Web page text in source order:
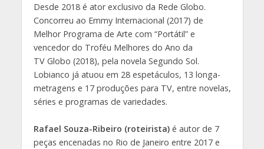
Desde 2018 é ator exclusivo da Rede Globo.
Concorreu ao Emmy Internacional (2017) de
Melhor Programa de Arte com “Portátil” e
vencedor do Troféu Melhores do Ano da
TV Globo (2018), pela novela Segundo Sol.
Lobianco já atuou em 28 espetáculos, 13 longa-
metragens e 17 produções para TV, entre novelas,
séries e programas de variedades.
Rafael Souza-Ribeiro (roteirista)é autor de 7
peças encenadas no Rio de Janeiro entre 2017 e